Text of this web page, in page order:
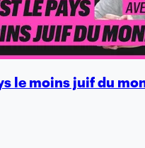
le moins juif du